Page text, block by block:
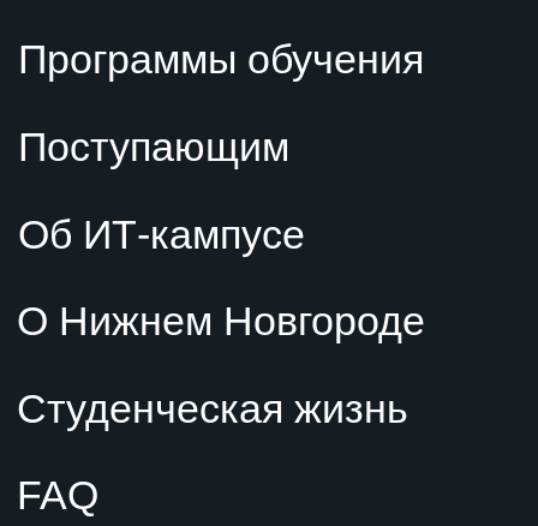
организация высшего образования
«Университет НЕЙМАРК»
Информационная открытость
Нартова, д. 6, пом.П1а